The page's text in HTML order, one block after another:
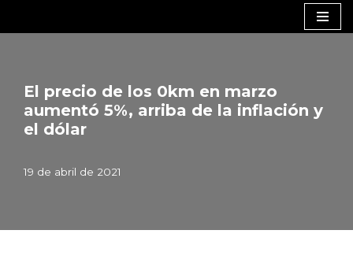
El precio de los 0km en marzo
aumentó 5%, arriba de la inflación y
el dólar
19 de abril de 2021